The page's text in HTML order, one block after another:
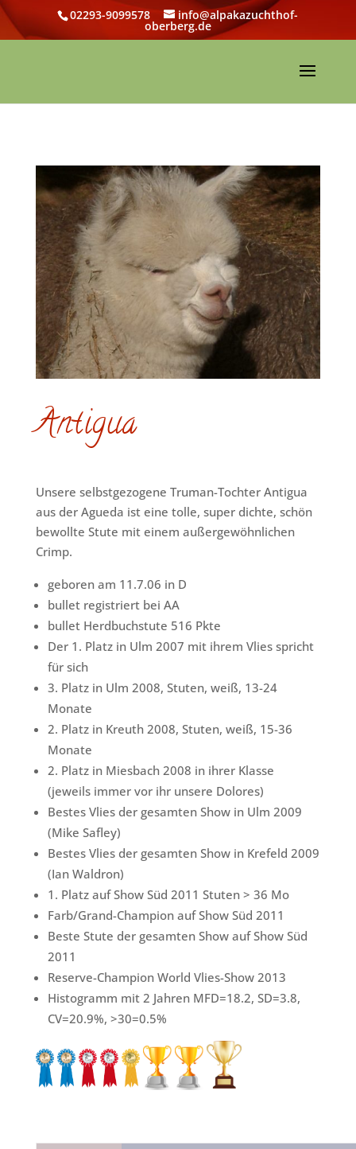
02293-9099578 info@alpakazuchthof-
oberberg.de
Antigua
Unsere selbstgezogene Truman-Tochter Antigua
aus der Agueda ist eine tolle, super dichte, schön
bewollte Stute mit einem außergewöhnlichen
Crimp.
geboren am 11.7.06 in D
bullet registriert bei AA
bullet Herdbuchstute 516 Pkte
Der 1. Platz in Ulm 2007 mit ihrem Vlies spricht
für sich
3. Platz in Ulm 2008, Stuten, weiß, 13-24
Monate
2. Platz in Kreuth 2008, Stuten, weiß, 15-36
Monate
2. Platz in Miesbach 2008 in ihrer Klasse
(jeweils immer vor ihr unsere Dolores)
Bestes Vlies der gesamten Show in Ulm 2009
(Mike Safley)
Bestes Vlies der gesamten Show in Krefeld 2009
(Ian Waldron)
1. Platz auf Show Süd 2011 Stuten > 36 Mo
Farb/Grand-Champion auf Show Süd 2011
Beste Stute der gesamten Show auf Show Süd
2011
Reserve-Champion World Vlies-Show 2013
Histogramm mit 2 Jahren MFD=18.2, SD=3.8,
CV=20.9%, >30=0.5%